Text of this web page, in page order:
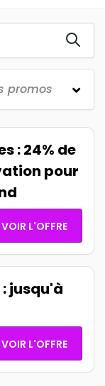
promos
: 24% de
pour
VOIR L'OFFRE
jusqu'à
VOIR L'OFFRE